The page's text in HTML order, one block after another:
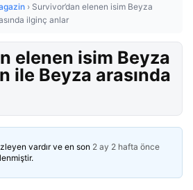
› Survivor’dan elenen isim Beyza
ilginç anlar
elenen isim Beyza
ile Beyza arasında
vardır ve en son 2 ay 2 hafta önce